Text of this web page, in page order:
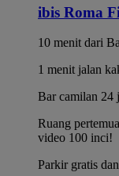
ibis Roma
10 menit dari
1 menit jalan
Bar camilan 24
Ruang
video 100 inci!
Parkir gratis